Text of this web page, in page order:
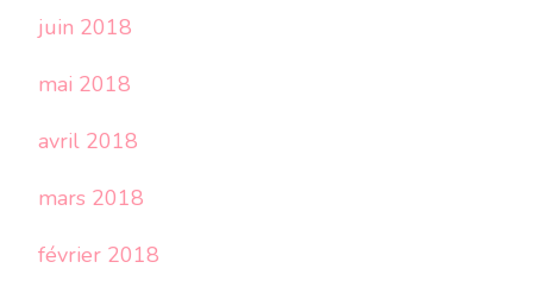
juin 2018
mai 2018
avril 2018
mars 2018
février 2018